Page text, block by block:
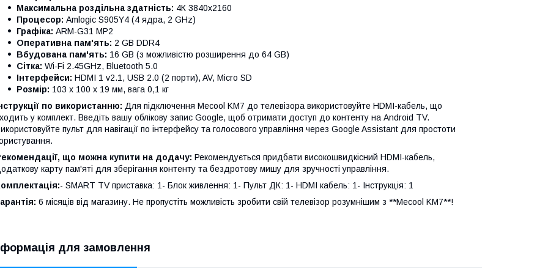
Максимальна роздільна здатність: 4К 3840x2160
Процесор: Amlogic S905Y4 (4 ядра, 2 GHz)
Графіка: ARM-G31 MP2
Оперативна пам'ять: 2 GB DDR4
Вбудована пам'ять: 16 GB (з можливістю розширення до 64 GB)
Сітка: Wi-Fi 2.45GHz, Bluetooth 5.0
Інтерфейси: HDMI 1 v2.1, USB 2.0 (2 порти), AV, Micro SD
Розмір: 103 x 100 x 19 мм, вага 0,1 кг
по використанню: Для підключення Mecool KM7 до телевізора використовуйте HDMI-кабель, що
у комплект. Введіть вашу облікову запис Google, щоб отримати доступ до контенту на Android TV.
пульт для навігації по інтерфейсу та голосового управління через Google Assistant для простоти
що можна купити на додачу: Рекомендується придбати високошвидкісний HDMI-кабель,
карту пам'яті для зберігання контенту та бездротову мишу для зручності управління.
- SMART TV приставка: 1- Блок живлення: 1- Пульт ДК: 1- HDMI кабель: 1- Інструкція: 1
6 місяців від магазину. Не пропустіть можливість зробити свій телевізор розумнішим з **Mecool KM7**!
для замовлення